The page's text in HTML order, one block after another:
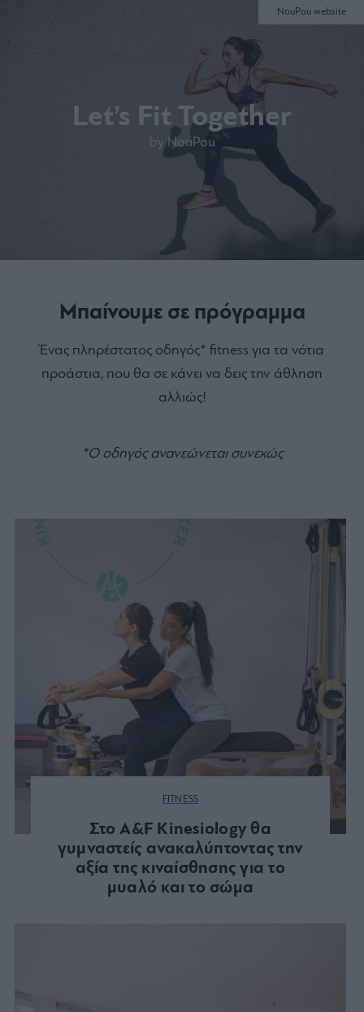
Let’s Fit Together
by NouPou
NouPou website
Μπαίνουμε σε πρόγραμμα
Ένας πληρέστατος οδηγός* fitness για τα νότια
προάστια, που θα σε κάνει να δεις την άθληση
αλλιώς!
*Ο οδηγός ανανεώνεται συνεχώς
FITNESS
Στο A&F Kinesiology θα
γυμναστείς ανακαλύπτοντας την
αξία της κιναίσθησης για το
μυαλό και το σώμα